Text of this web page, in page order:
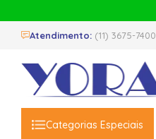
Atendimento: (11) 3675-7400
Categorias Especiais